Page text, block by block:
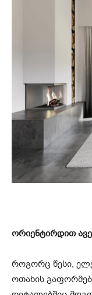
ორიენტირდით
როგორც წესი,
ოთახის